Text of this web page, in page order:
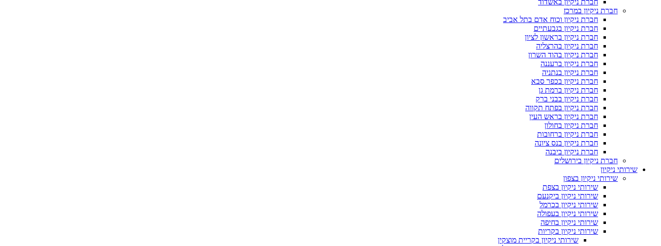
חברת ניקיון באשדוד
חברת ניקיון במרכז
חברת ניקיון וכוח אדם בתל אביב
חברת ניקיון בגבעתיים
חברת ניקיון בראשון לציון
חברת ניקיון בהרצליה
חברת ניקיון בהוד השרון
חברת ניקיון ברעננה
חברת ניקיון בנתניה
חברת ניקיון בכפר סבא
חברת ניקיון ברמת גן
חברת ניקיון בבני ברק
חברת ניקיון בפתח תקווה
חברת ניקיון בראש העין
חברת ניקיון בחולון
חברת ניקיון ברחובות
חברת ניקיון בנס ציונה
חברת ניקיון ביבנה
חברת ניקיון בירושלים
שירותי ניקיון
שירותי ניקיון בצפון
שירותי ניקיון בצפת
שירותי ניקיון ביקנעם
שירותי ניקיון בכרמל
שירותי ניקיון בעפולה
שירותי ניקיון בחיפה
שירותי ניקיון בקריות
שירותי ניקיון בקריית מוצקין